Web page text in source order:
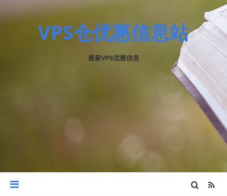
VPS仓优惠信息站
最新VPS优惠信息